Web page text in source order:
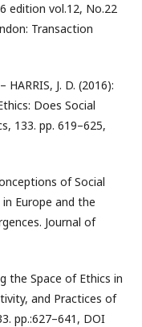
edition vol.12, No.22
Transaction
HARRIS, J. D. (2016):
Does Social
133. pp. 619–625,
of Social
Europe and the
Journal of
the Space of Ethics in
and Practices of
pp.:627–641, DOI